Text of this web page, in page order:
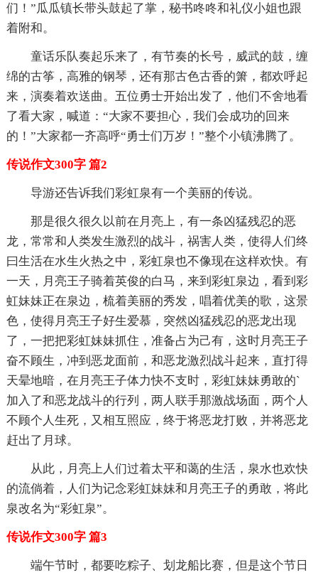
们！”瓜瓜镇长带头鼓起了掌，秘书咚咚和礼仪小姐也跟
着附和。
童话乐队奏起乐来了，有节奏的长号，威武的鼓，缠
绵的古筝，高雅的钢琴，还有那古色古香的箫，都欢呼起
来，演奏着欢送曲。五位勇士开始出发了，他们不舍地看
了看大家，喊道：“大家不要担心，我们会成功的回来
的！”大家都一齐高呼“勇士们万岁！”整个小镇沸腾了。
传说作文300字 篇2
导游还告诉我们彩虹泉有一个美丽的传说。
那是很久很久以前在月亮上，有一条凶猛残忍的恶
龙，常常和人类发生激烈的战斗，祸害人类，使得人们终
曰生活在水生火热之中，彩虹泉也不像现在这样欢快。有
一天，月亮王子骑着英俊的白马，来到彩虹泉边，看到彩
虹妹妹正在泉边，梳着美丽的秀发，唱着优美的歌，这景
色，使得月亮王子好生爱慕，突然凶猛残忍的恶龙出现
了，一把把彩虹妹妹抓住，准备占为己有，这时月亮王子
奋不顾生，冲到恶龙面前，和恶龙激烈战斗起来，直打得
天晕地暗，在月亮王子体力快不支时，彩虹妹妹勇敢的`
加入了和恶龙战斗的行列，两人联手那激战场面，两个人
不顾个人生死，又相互照应，终于将恶龙打败，并将恶龙
赶出了月球。
从此，月亮上人们过着太平和蔼的生活，泉水也欢快
的流倘着，人们为记念彩虹妹妹和月亮王子的勇敢，将此
泉改名为“彩虹泉”。
传说作文300字 篇3
端午节时，都要吃粽子、划龙船比赛，但是这个节日